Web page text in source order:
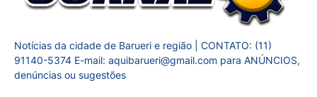
Notícias da cidade de Barueri e região | CONTATO: (11)
91140-5374 E-mail: aquibarueri@gmail.com para ANÚNCIOS,
denúncias ou sugestões